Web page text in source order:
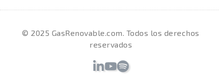
© 2025 GasRenovable.com. Todos los derechos
reservados